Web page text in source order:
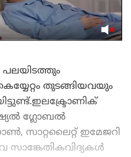
പലയിടത്തും
തുടങ്ങിയവയും
ഗ്ലോബൽ
സാറ്റലൈറ്റ് ഇമേജറി